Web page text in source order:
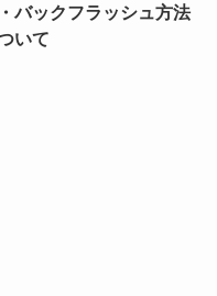
バックフラッシュ方法
いて